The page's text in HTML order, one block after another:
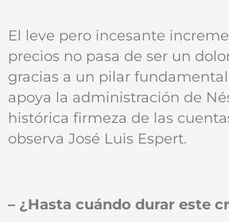
El leve pero incesante
precios no pasa de ser un
gracias a un pilar
apoya la administración de
histórica firmeza de las
observa José Luis Espert.
– ¿Hasta cuándo durar este